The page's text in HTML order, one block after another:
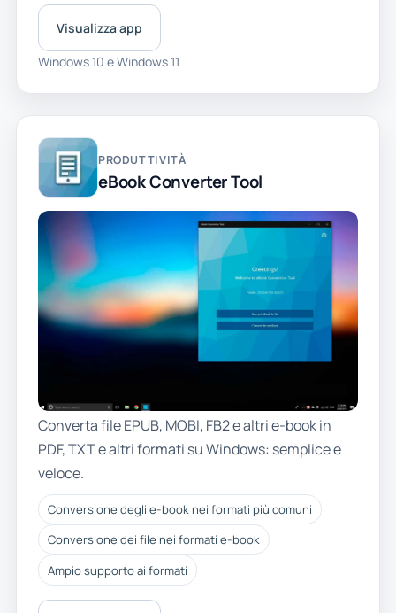
Visualizza app
Windows 10 e Windows 11
PRODUTTIVITÀ
eBook Converter Tool
Converta file EPUB, MOBI, FB2 e altri e-book in
PDF, TXT e altri formati su Windows: semplice e
veloce.
Conversione degli e-book nei formati più comuni
Conversione dei file nei formati e-book
Ampio supporto ai formati